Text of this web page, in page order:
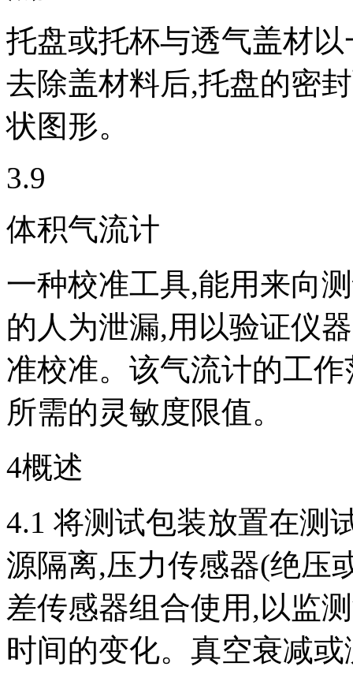
托盘或托杯与透气盖材
去除盖材料后,托盘的密
状图形。
3.9
体积气流计
一种校准工具,能用来向
的人为泄漏,用以验证仪
准校准。该气流计的工
所需的灵敏度限值。
4概述
4.1 将测试包装放置在测
源隔离,压力传感器(绝压
差传感器组合使用,以监
时间的变化。真空衰减